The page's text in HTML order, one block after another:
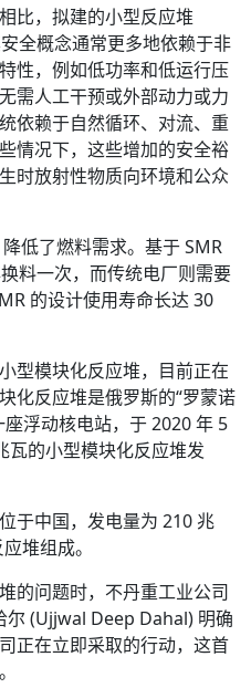
比，拟建的小型反应堆
全概念通常更多地依赖于非
性，例如低功率和低运行压
需人工干预或外部动力或力
依赖于自然循环、对流、重
情况下，这些增加的安全裕
时放射性物质向环境和公众
低了燃料需求。基于 SMR
料一次，而传统电厂则需要
的设计使用寿命长达 30
型模块化反应堆，目前正在
化反应堆是俄罗斯的“罗蒙诺
浮动核电站，于 2020 年 5
瓦的小型模块化反应堆发
于中国，发电量为 210 兆
堆组成。
的问题时，不丹重工业公司
尔 (Ujjwal Deep Dahal) 明确
正在立即采取的行动，这首